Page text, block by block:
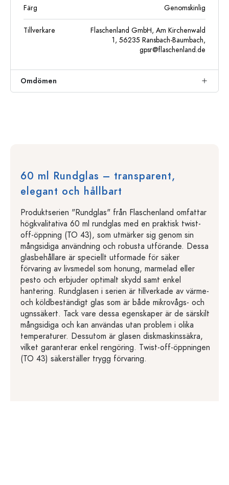
Färg Genomskinlig
Tillverkare
Flaschenland GmbH, Am Kirchenwald
1, 56235 Ransbach-Baumbach,
gpsr@flaschenland.de
Omdömen
60 ml Rundglas – transparent,
elegant och hållbart
Produktserien "Rundglas" från Flaschenland omfattar
högkvalitativa 60 ml rundglas med en praktisk twist-
off-öppning (TO 43), som utmärker sig genom sin
mångsidiga användning och robusta utförande. Dessa
glasbehållare är speciellt utformade för säker
förvaring av livsmedel som honung, marmelad eller
pesto och erbjuder optimalt skydd samt enkel
hantering. Rundglasen i serien är tillverkade av värme-
och köldbeständigt glas som är både mikrovågs- och
ugnssäkert. Tack vare dessa egenskaper är de särskilt
mångsidiga och kan användas utan problem i olika
temperaturer. Dessutom är glasen diskmaskinssäkra,
vilket garanterar enkel rengöring. Twist-off-öppningen
(TO 43) säkerställer trygg förvaring.